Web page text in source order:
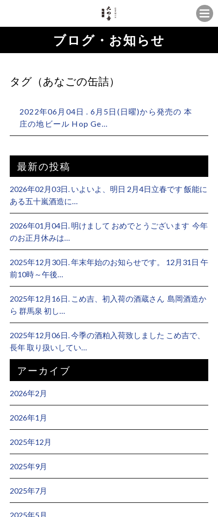
ブログ・お知らせ
タグ（あなごの缶詰）
2022年06月04日 . 6月5日(日曜)から発売の 本
庄の地ビール Hop Ge…
最新の投稿
2026年02月03日. いよいよ、明日 2月4日立春です 飯能に
ある五十嵐酒造に…
2026年01月04日. 明けまして おめでとうございます ⁡ 今年
のお正月休みは…
2025年12月30日. 年末年始のお知らせです。 12月31日 午
前10時～午後…
2025年12月16日. こめ吉、初入荷の酒蔵さん ⁡ 島岡酒造か
ら 群馬泉 初し…
2025年12月06日. 今季の酒粕入荷致しました こめ吉で、
長年 取り扱いしてい…
アーカイブ
2026年2月
2026年1月
2025年12月
2025年9月
2025年7月
2025年5月